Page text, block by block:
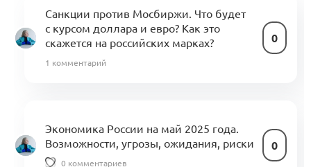
Санкции против Мосбиржи. Что будет
с курсом доллара и евро? Как это
скажется на российских марках?
0
1 комментарий
Экономика России на май 2025 года.
Возможности, угрозы, ожидания, риски
0
0 комментариев